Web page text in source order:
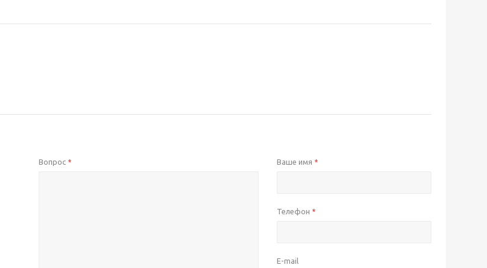
Вопрос * Ваше имя *
Телефон *
E-mail